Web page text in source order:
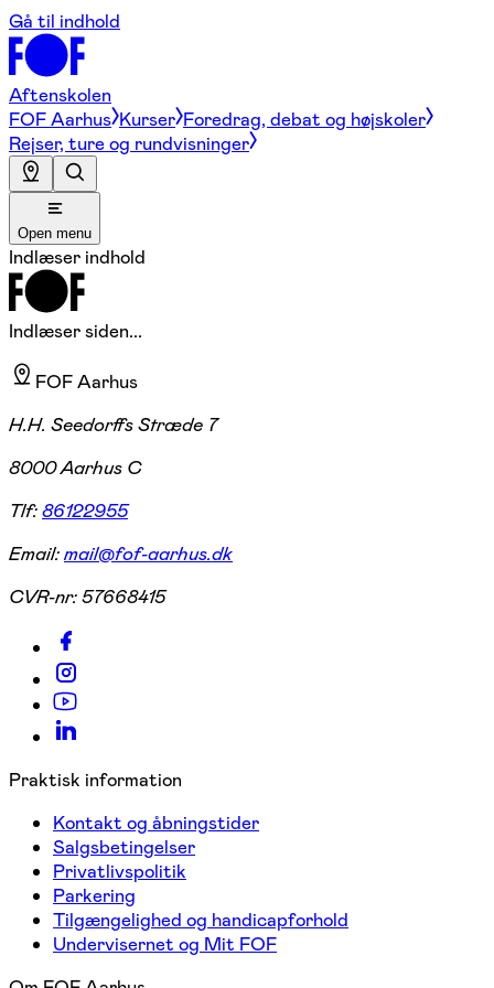
Gå til indhold
Aftenskolen
FOF Aarhus Kurser Foredrag, debat og højskoler
Rejser, ture og rundvisninger
Open menu
Indlæser indhold
Indlæser siden...
FOF Aarhus
H.H. Seedorffs Stræde 7
8000 Aarhus C
Tlf:86122955
Email:mail@fof-aarhus.dk
CVR-nr:57668415
Praktisk information
Kontakt og åbningstider
Salgsbetingelser
Privatlivspolitik
Parkering
Tilgængelighed og handicapforhold
Undervisernet og Mit FOF